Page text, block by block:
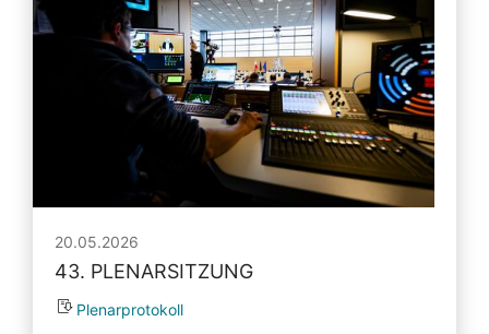
20.05.2026
43. PLENARSITZUNG
Plenarprotokoll